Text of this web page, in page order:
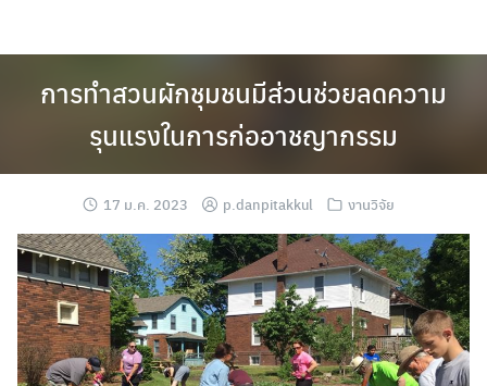
การทำสวนผักชุมชนมีส่วนช่วยลดความ
รุนแรงในการก่ออาชญากรรม
17 ม.ค. 2023 p.danpitakkul งานวิจัย